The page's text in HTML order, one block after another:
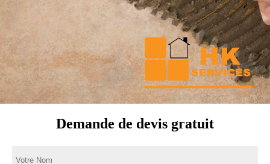
Demande de devis gratuit